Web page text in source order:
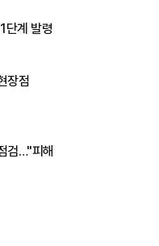
단계 발령
장점
검…"피해